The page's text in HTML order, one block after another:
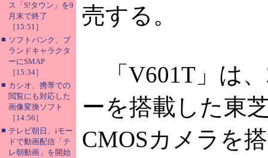
ス「S!タウン」を9
月末で終了
［15:51］
■ ソフトバンク、ブ
ランドキャラクタ
ーにSMAP
［15:34］
■ カシオ、携帯での
閲覧にも対応した
画像変換ソフト
［14:56］
■ テレビ朝日、iモー
ドで動画配信「テ
レ朝動画」を開始
売する。
「V601T」は
ーを搭載した東
CMOSカメラを